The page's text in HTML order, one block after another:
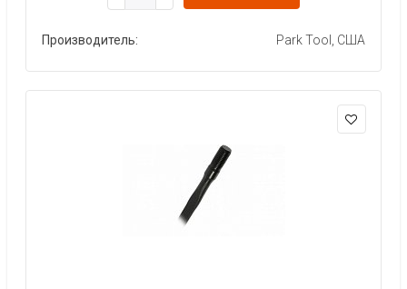
Производитель: Park Tool, США